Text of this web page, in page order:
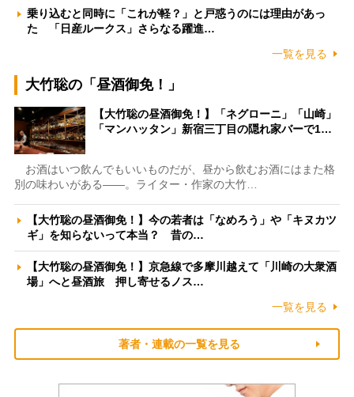
乗り込むと同時に「これが軽？」と戸惑うのには理由があっ
た 「日産ルークス」さらなる躍進…
一覧を見る
大竹聡の「昼酒御免！」
【大竹聡の昼酒御免！】「ネグローニ」「山崎」
「マンハッタン」新宿三丁目の隠れ家バーで1…
お酒はいつ飲んでもいいものだが、昼から飲むお酒にはまた格
別の味わいがある――。ライター・作家の大竹…
【大竹聡の昼酒御免！】今の若者は「なめろう」や「キヌカツ
ギ」を知らないって本当？ 昔の…
【大竹聡の昼酒御免！】京急線で多摩川越えて「川崎の大衆酒
場」へと昼酒旅 押し寄せるノス…
一覧を見る
著者・連載の一覧を見る